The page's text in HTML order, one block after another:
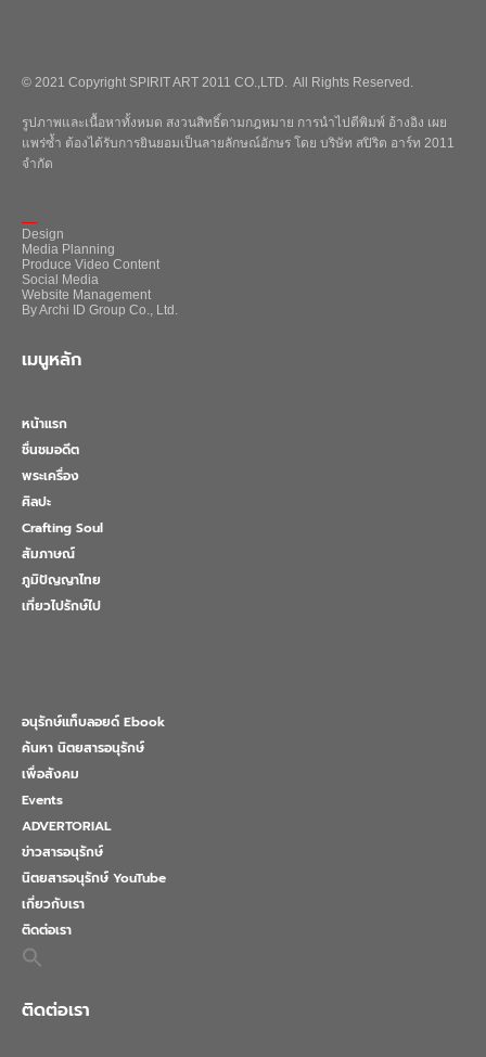
© 2021 Copyright SPIRIT ART 2011 CO.,LTD. All Rights Reserved.
รูปภาพและเนื้อหาทั้งหมด สงวนสิทธิ์ตามกฎหมาย การนำไปตีพิมพ์ อ้างอิง เผย
แพร่ซ้ำ ต้องได้รับการยินยอมเป็นลายลักษณ์อักษร โดย บริษัท สปิริต อาร์ท 2011
จำกัด
Design
Media Planning
Produce Video Content
Social Media
Website Management
By Archi ID Group Co., Ltd.
เมนูหลัก
หน้าแรก
ชื่นชมอดีต
พระเครื่อง
ศิลปะ
Crafting Soul
สัมภาษณ์
ภูมิปัญญาไทย
เที่ยวไปรักษ์ไป
อนุรักษ์แท็บลอยด์ Ebook
ค้นหา นิตยสารอนุรักษ์
เพื่อสังคม
Events
ADVERTORIAL
ข่าวสารอนุรักษ์
นิตยสารอนุรักษ์ YouTube
เกี่ยวกับเรา
ติดต่อเรา
Search
for:
ติดต่อเรา